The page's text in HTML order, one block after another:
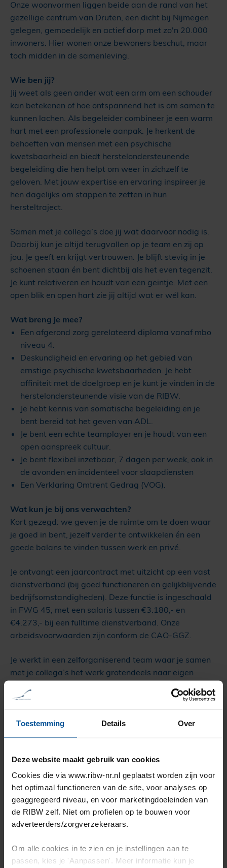
Toestemming Details Over
Deze website maakt gebruik van cookies
Cookies die via www.ribw-nr.nl geplaatst worden zijn voor
het optimaal functioneren van de site, voor analyses op
geaggregeerd niveau, en voor marketingdoeleinden van
de RIBW zelf. Niet om profielen op te bouwen voor
adverteerders/zorgverzekeraars.
Om alle cookies in te zien en je instellingen aan te
passen, kies je 'Aanpassen'. Meer informatie kun je
Onze woonvormen liggen beide aan de rand van het
gezellige centrum van Druten, een dicht bij Nijmegen
gelegen, gemoedelijk en actief dorp met zo'n 20.000
inwoners. Hier wonen onze bewoners beschut, maar
toch midden in de samenleving.
Wie ben jij?
Jij weet als geen ander wat een arm om een schouder
kan betekenen of hoe ontspannend het is om samen te
kunnen lachen. Als begeleider combineer je een warm
hart met een professionele aanpak. Je herkent de
behoeften van mensen met een psychische
kwetsbaarheid en biedt herstelondersteunende
begeleiding die hen helpt om weer in zichzelf te
geloven. Met jouw expertise en ervaring inspireer je
hen dagelijks om stappen te zetten in hun
hersteltraject.
Samen met je collega’s doe jij wat daarvoor nodig is.
Daarbij kun je altijd terugvallen op je team en zij op
jou. Je geeft en krijgt vertrouwen. Je blijft stevig in je
schoenen staan én bent dichtbij als het even tegenzit.
Je kunt relativeren en houdt van een geintje. Met een
open blik en open hart zie jij altijd wat er wél kan.
Wat breng je mee?
Een afgerond zorg gerelateerd diploma vanaf mbo
niveau 4.
Deskundigheid en ervaring op het gebied van
ernstige psychische kwetsbaarheden. Je hebt
affiniteit met de doelgroep en je kunt je vinden in de
herstelondersteunende visie van de RIBW.
Je hebt kennis van somatische begeleiding en je
bent bereid tot het geven van ADL.
Je bent een echte teamplayer en je houdt van een
open aanspreek cultuur.
Je bent flexibel inzetbaar, 7 dagen per week, ook in
de avonden en incidenteel voor slaapdiensten
Een Verklaring Omtrent Gedrag (VOG).
Wat kun je bij ons verwachten?
Kort gezegd: we geven je de ruimte om te doen waar
je goed in bent, jezelf verder te ontwikkelen én een
goede balans te vinden tussen werk en privé.
Je ontvangt een jaarcontract met uitzicht op een vast
dienstverband (bij goed functioneren en gelijkblijvende
bedrijfsomstandigheden). Deze functie is ingeschaald
in FWG 45, met een salaris tussen €3.180,- en
€4.273,- bij een fulltime dienstverband. Onze
arbeidsvoorwaarden zijn conform de CAO-GGZ.
Je werkt in een zelforganiserend team waar je samen
met je collega’s het werk grotendeels naar eigen
groei, zowel persoonlijk als professioneel. Je krijgt
en intervisie. Met toegang tot onze uitgebreide online
leeromgeving sta jij altijd sterk in je ontwikkeling.
Daarnaast zorgen we dat jij op meerdere manieren
gebruik kunt maken van onze mogelijkheden:
Eindejaarsuitkering:
Je ontvangt een eindejaarsuitkering, dat is
ongeveer een bruto maandsalaris extra!
Levensfaseuren:
die je kunt inzetten wanneer het jou uitkomt, zodat
werk en privé in balans blijven.